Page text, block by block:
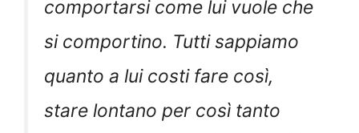
comportarsi come lui vuole che
si comportino. Tutti sappiamo
quanto a lui costi fare così,
stare lontano per così tanto